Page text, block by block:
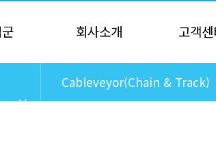
회사소개 고객
Cableveyor(Chain & Track)